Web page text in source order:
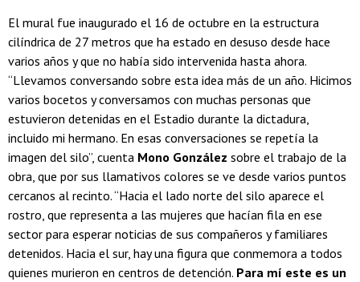
El mural fue inaugurado el 16 de octubre en la estructura
cilíndrica de 27 metros que ha estado en desuso desde hace
varios años y que no había sido intervenida hasta ahora.
“Llevamos conversando sobre esta idea más de un año. Hicimos
varios bocetos y conversamos con muchas personas que
estuvieron detenidas en el Estadio durante la dictadura,
incluido mi hermano. En esas conversaciones se repetía la
imagen del silo”, cuenta Mono González sobre el trabajo de la
obra, que por sus llamativos colores se ve desde varios puntos
cercanos al recinto. “Hacia el lado norte del silo aparece el
rostro, que representa a las mujeres que hacían fila en ese
sector para esperar noticias de sus compañeros y familiares
detenidos. Hacia el sur, hay una figura que conmemora a todos
quienes murieron en centros de detención. Para mí este es un